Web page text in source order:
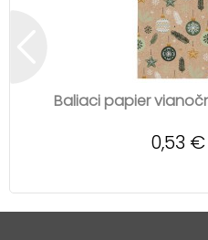
Baliaci papier
0,53 €